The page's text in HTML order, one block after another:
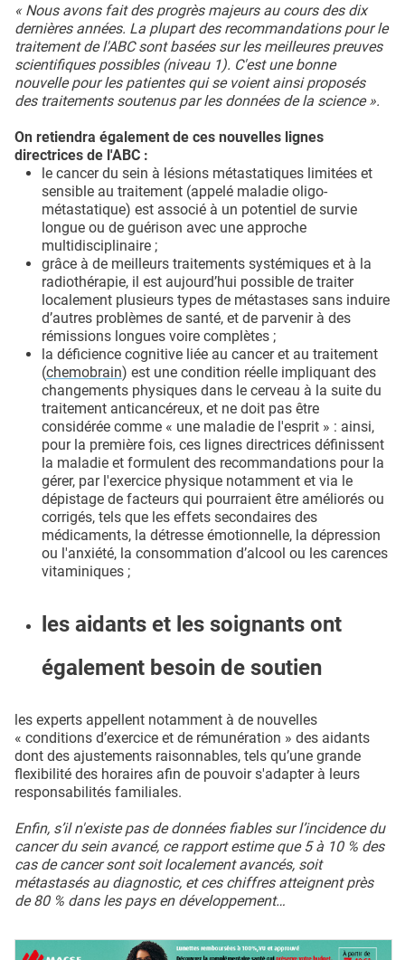
« Nous avons fait des progrès majeurs au cours des dix
dernières années. La plupart des recommandations pour le
traitement de l'ABC sont basées sur les meilleures preuves
scientifiques possibles (niveau 1). C'est une bonne
nouvelle pour les patientes qui se voient ainsi proposés
des traitements soutenus par les données de la science ».
On retiendra également de ces nouvelles lignes
directrices de l'ABC :
le cancer du sein à lésions métastatiques limitées et
sensible au traitement (appelé maladie oligo-
métastatique) est associé à un potentiel de survie
longue ou de guérison avec une approche
multidisciplinaire ;
grâce à de meilleurs traitements systémiques et à la
radiothérapie, il est aujourd’hui possible de traiter
localement plusieurs types de métastases sans induire
d’autres problèmes de santé, et de parvenir à des
rémissions longues voire complètes ;
la déficience cognitive liée au cancer et au traitement
(chemobrain) est une condition réelle impliquant des
changements physiques dans le cerveau à la suite du
traitement anticancéreux, et ne doit pas être
considérée comme « une maladie de l'esprit » : ainsi,
pour la première fois, ces lignes directrices définissent
la maladie et formulent des recommandations pour la
gérer, par l'exercice physique notamment et via le
dépistage de facteurs qui pourraient être améliorés ou
corrigés, tels que les effets secondaires des
médicaments, la détresse émotionnelle, la dépression
ou l'anxiété, la consommation d’alcool ou les carences
vitaminiques ;
les aidants et les soignants ont
également besoin de soutien
les experts appellent notamment à de nouvelles
« conditions d’exercice et de rémunération » des aidants
dont des ajustements raisonnables, tels qu’une grande
flexibilité des horaires afin de pouvoir s'adapter à leurs
responsabilités familiales.
Enfin, s’il n'existe pas de données fiables sur l’incidence du
cancer du sein avancé, ce rapport estime que 5 à 10 % des
cas de cancer sont soit localement avancés, soit
métastasés au diagnostic, et ces chiffres atteignent près
de 80 % dans les pays en développement…